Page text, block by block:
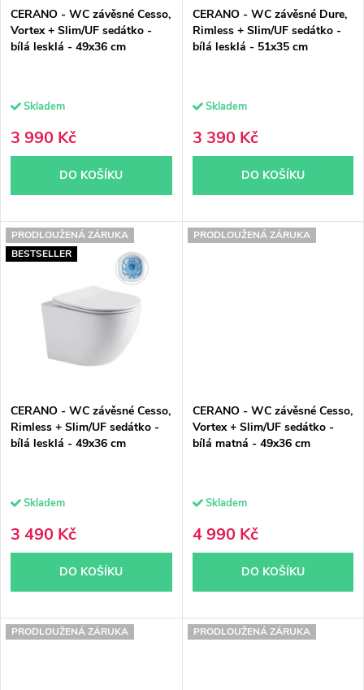
o
u
k
t
ů
r
o
u
k
t
ů
CERANO - WC závěsné Cesso,
Vortex + Slim/UF sedátko -
bílá lesklá - 49x36 cm
Skladem
3 990 Kč
DO KOŠÍKU
CERANO - WC závěsné Dure,
Rimless + Slim/UF sedátko -
bílá lesklá - 51x35 cm
Skladem
3 390 Kč
DO KOŠÍKU
PRODLOUŽENÁ ZÁRUKA
BESTSELLER
CERANO - WC závěsné Cesso,
Rimless + Slim/UF sedátko -
bílá lesklá - 49x36 cm
Skladem
3 490 Kč
DO KOŠÍKU
PRODLOUŽENÁ ZÁRUKA
CERANO - WC závěsné Cesso,
Vortex + Slim/UF sedátko -
bílá matná - 49x36 cm
Skladem
4 990 Kč
DO KOŠÍKU
PRODLOUŽENÁ ZÁRUKA PRODLOUŽENÁ ZÁRUKA